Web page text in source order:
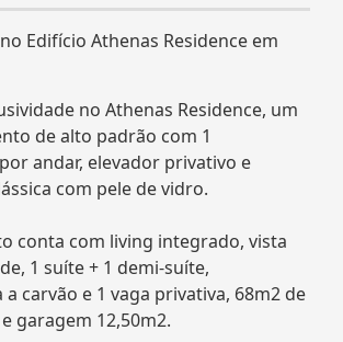
Edifício Athenas Residence em
no Athenas Residence, um
de alto padrão com 1
andar, elevador privativo e
com pele de vidro.
conta com living integrado, vista
1 suíte + 1 demi-suíte,
carvão e 1 vaga privativa, 68m2 de
garagem 12,50m2.